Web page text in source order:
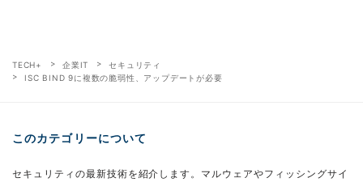
TECH+ 企業IT
セキュリティ
ISC BIND 9に複数の脆弱性、アップデートが必要
このカテゴリーについて
セキュリティの最新技術を紹介します。マルウェアやフィッシングサイ